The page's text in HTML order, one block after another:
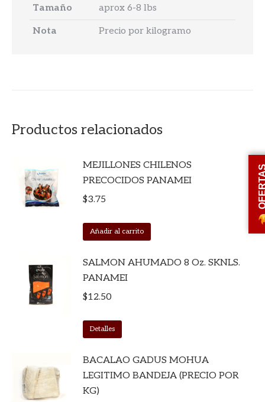
Tamaño aprox 6-8 lbs
Nota Precio por kilogramo
Productos relacionados
MEJILLONES CHILENOS
PRECOCIDOS PANAMEI
$3.75
Añadir al carrito
SALMON AHUMADO 8 Oz. SKNLS.
PANAMEI
$12.50
Detalles
BACALAO GADUS MOHUA
LEGITIMO BANDEJA (PRECIO POR
KG)